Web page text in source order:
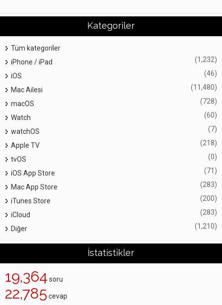
Kategoriler
Tüm kategoriler
iPhone / iPad
(1,232)
iOS (46)
Mac Ailesi (11,480)
macOS (728)
Watch (60)
watchOS (7)
Apple TV (218)
tvOS (0)
iOS App Store (71)
Mac App Store (283)
iTunes Store (200)
iCloud (283)
Diğer (1,210)
İstatistikler
19,364 soru
22,785 cevap